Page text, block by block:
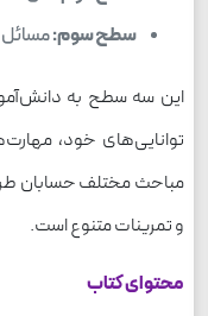
سطح سوم:
این سه سطح به
توانایی‌های خود،
مباحث مختلف حسابان
و تمرینات متنوع است.
محتوای کتاب